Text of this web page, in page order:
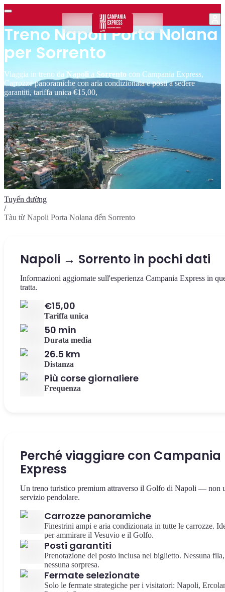
Treno Napoli Porta Nolana
per Sorrento
Viaggia in treno da Napoli a Sorrento con Campania Express,
Carrozze panoramiche con aria condizionata e posti a sedere
garantiti, tariffa unica €15,00,
Tuyến đường
/
Tàu từ Napoli Porta Nolana đến Sorrento
Napoli → Sorrento in pochi dati
Informazioni aggiornate sull'esperienza Campania Express in
tratta.
€15,00
Tariffa unica
50 min
Durata media
26.5 km
Distanza
Più corse giornaliere
Frequenza
Perché viaggiare con Campania
Express
Un treno turistico premium attraverso il Golfo di Napoli — non
servizio pendolare.
Carrozze panoramiche
Finestrini ampi e aria condizionata in tutte le carrozze.
per ammirare il Vesuvio e il Golfo.
Posti garantiti
Prenotazione del posto inclusa nel biglietto. Nessuna fila,
nessuna sorpresa.
Fermate selezionate
Solo le fermate strategiche per i visitatori: Napoli,